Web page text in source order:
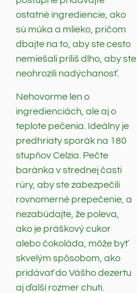
ostatné ingrediencie, ako
sú múka a mlieko, pričom
dbajte na to, aby ste cesto
nemiešali príliš dlho, aby ste
neohrozili nadýchanosť.
Nehovorme len o
ingredienciách, ale aj o
teplote pečenia. Ideálny je
predhriaty sporák na 180
stupňov Celzia. Pečte
baránka v strednej časti
rúry, aby ste zabezpečili
rovnomerné prepečenie, a
nezabúdajte, že poleva,
ako je práškový cukor
alebo čokoláda, môže byť
skvelým spôsobom, ako
pridávať do Vášho dezertu
aj ďalší rozmer chuti.